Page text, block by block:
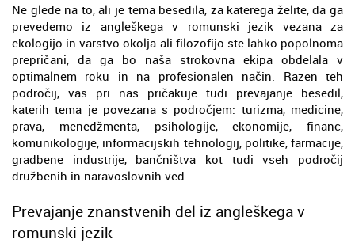
Ne glede na to, ali je tema besedila, za katerega želite, da ga
prevedemo iz angleškega v romunski jezik vezana za
ekologijo in varstvo okolja ali filozofijo ste lahko popolnoma
prepričani, da ga bo naša strokovna ekipa obdelala v
optimalnem roku in na profesionalen način. Razen teh
področij, vas pri nas pričakuje tudi prevajanje besedil,
katerih tema je povezana s področjem: turizma, medicine,
prava, menedžmenta, psihologije, ekonomije, financ,
komunikologije, informacijskih tehnologij, politike, farmacije,
gradbene industrije, bančništva kot tudi vseh področij
družbenih in naravoslovnih ved.
Prevajanje znanstvenih del iz angleškega v
romunski jezik